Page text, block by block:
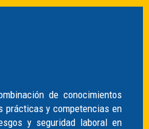
de conocimientos
prácticas y competencias en
y seguridad laboral en